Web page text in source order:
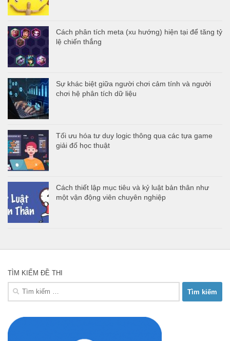
Cách phân tích meta (xu hướng) hiện tại để tăng tỷ
lệ chiến thắng
Sự khác biệt giữa người chơi cảm tính và người
chơi hệ phân tích dữ liệu
Tối ưu hóa tư duy logic thông qua các tựa game
giải đố học thuật
Cách thiết lập mục tiêu và kỷ luật bản thân như
một vận động viên chuyên nghiệp
TÌM KIẾM ĐỀ THI
Tìm